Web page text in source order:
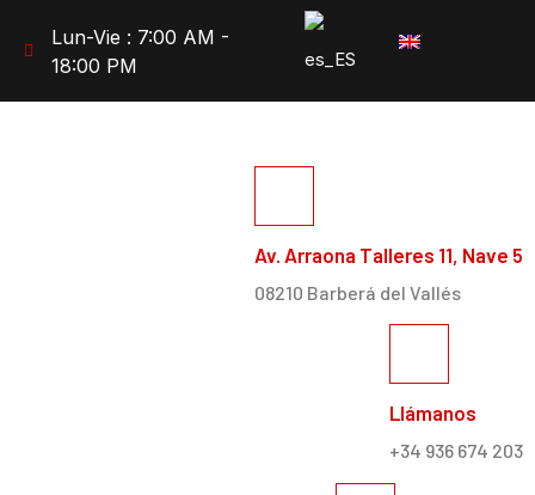
Lun-Vie : 7:00 AM -
18:00 PM
Av. Arraona Talleres 11, Nave 5
08210 Barberá del Vallés
Llámanos
+34 936 674 203